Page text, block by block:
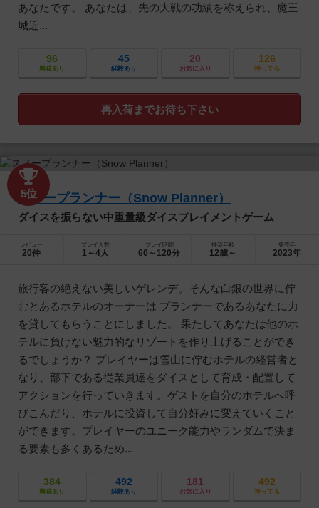
あなたです。 あなたは、先の大戦の功績を称えられ、魔王
城近...
96
興味あり
45
経験あり
20
お気に入り
126
持ってる
再入荷までお待ち下さい
5位
スノープランナー（Snow Planner）
ダイスを振らない中重量級ダイスプレイメントゲーム
レビュー
20件
プレイ人数
1～4人
プレイ時間
60～120分
推奨年齢
12歳～
発売年
2023年
旅行客の絶えない美しいゲレンデ。そんな白銀の世界に佇
むとあるホテルのオーナーは プランナーであるあなたに力
を貸してもらうことにしました。 果たしてあなたは他のホ
テルに負けない魅力的なリゾートを作り上げることができ
るでしょうか？ プレイヤーは雪山に佇むホテルの経営者と
なり、部下である従業員達をダイスとして育成・配置して
アクションを行っていきます。ゲストを自分のホテルへ呼
びこんだり、ホテルに投資して自分好みに変えていくこと
ができます。プレイヤーのユニーク能力やランダムで決ま
る要素も多くあるため...
384
興味あり
492
経験あり
181
お気に入り
492
持ってる